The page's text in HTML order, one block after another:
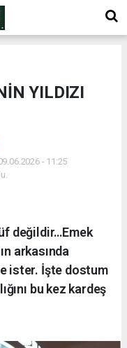
YILDIZI
- 11:25
değildir…Emek
arkasında
ister. İşte dostum
bu kez kardeş